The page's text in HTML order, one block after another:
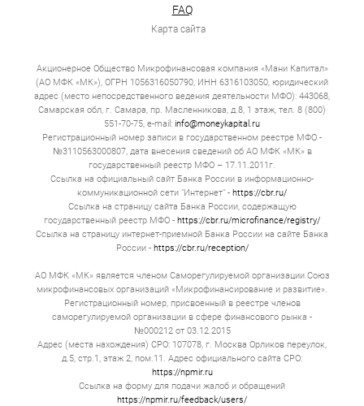
Проверка длится за 15 минут. Выдача полностью всей
денежной суммы происходит мгновенно. Но за эту
скорость всегда есть дополнительная плата.
прежде всего оцените вашу конкретную ситуацию. Если
вам не хватает 10 000 до аванса — оформляйте
микрозайм и отдавайте деньги через 14 д. Если вам
необходимо полмиллиона на модернизацию цеха —
обращайтесь к нам.
Типы онлайн займов в Назране
Весь рынок онлайн‑займов удобно разделить на три
категории.
Классические микрозаймы
Суммы — от 1 000 до 30 000 рублей. Сроки — от 7
хватает денег на бытовые нужды, студенты,
пенсионеры. МФО, которые предоставляют такие
микрозаймы, зарабатывают на скорости,
доступности.
Суммы — от 10 000 до 100 000 рублей. Срок от 3
мес. до 1 г. Фиксированный график. Ежемесячно
вы вносите одну и ту же сумму денег, и
задолженность по займу постепенно тает.
FAQ
Карта сайта
Акционерное Общество Микрофинансовая компания «Мани Капитал»
(АО МФК «МК»), ОГРН 1056316050790, ИНН 6316103050, юридический
адрес (место непосредственного ведения деятельности МФО): 443068,
Самарская обл, г. Самара, пр. Масленникова, д.8, 1 этаж, тел. 8 (800)
551-70-75, e-mail: info@moneykapital.ru
Регистрационный номер записи в государственном реестре МФО -
№3110563000807, дата внесения сведений об АО МФК «МК» в
государственный реестр МФО – 17.11.2011г.
Ссылка на официальный сайт Банка России в информационно-
коммуникационной сети "Интернет" - https://cbr.ru/
Ссылка на страницу сайта Банка России, содержащую
государственный реестр МФО - https://cbr.ru/microfinance/registry/
Ссылка на страницу интернет-приемной Банка России на сайте Банка
России - https://cbr.ru/reception/
АО МФК «МК» является членом Саморегулируемой организации Союз
микрофинансовых организаций «Микрофинансирование и развитие».
Регистрационный номер, присвоенный в реестре членов
саморегулируемой организации в сфере финансового рынка -
№000212 от 03.12.2015
Адрес (места нахождения) СРО: 107078, г. Москва Орликов переулок,
д.5, стр.1, этаж 2, пом.11. Адрес официального сайта СРО:
https://npmir.ru
Ссылка на форму для подачи жалоб и обращений
https://npmir.ru/feedback/users/